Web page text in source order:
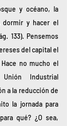
y océano, la
dormir y hacer el
133). Pensemos
del capital el
no mucho el
Industrial
a la reducción de
la jornada para
qué? ¿O sea,